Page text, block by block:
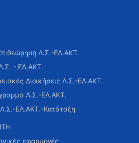
Λ.Σ.-ΕΛ.ΑΚΤ.
- ΕΛ.ΑΚΤ.
Διοικήσεις Λ.Σ.-ΕΛ.ΑΚΤ.
Λ.Σ.-ΕΛ.ΑΚΤ.
ΕΛ.ΑΚΤ.-Κατάταξη
εφαρμογές